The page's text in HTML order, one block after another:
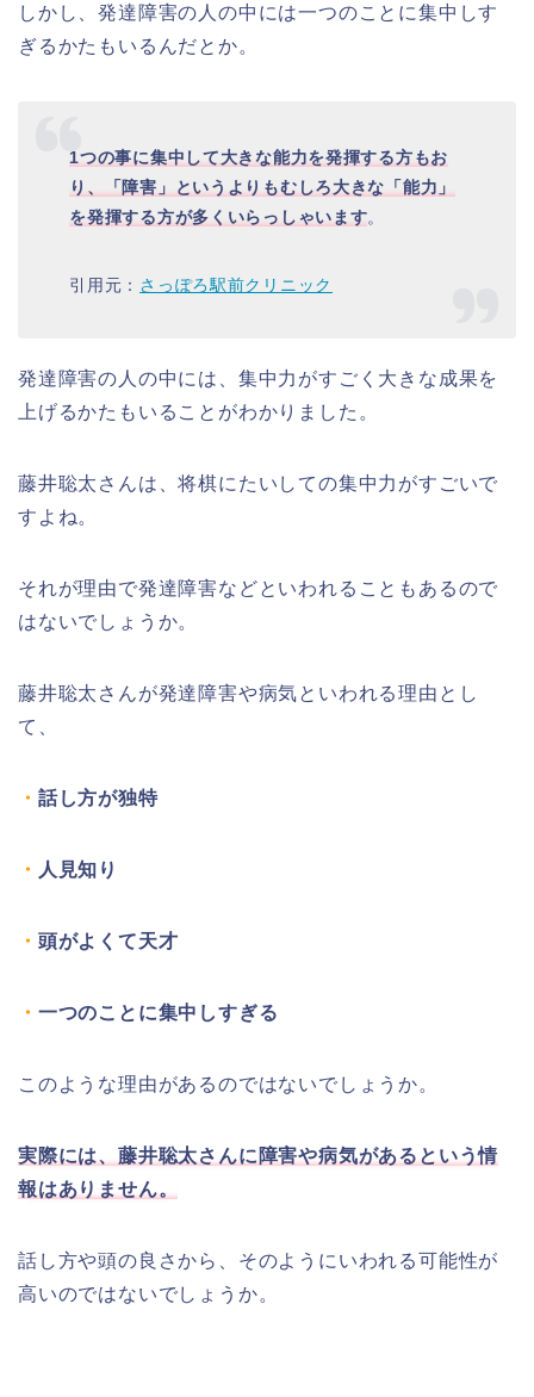
しかし、発達障害の人の中には一つのことに集中しす
ぎるかたもいるんだとか。
1つの事に集中して大きな能力を発揮する方もお
り、「障害」というよりもむしろ大きな「能力」
を発揮する方が多くいらっしゃいます。
引用元： さっぽろ駅前クリニック
発達障害の人の中には、集中力がすごく大きな成果を
上げるかたもいることがわかりました。
藤井聡太さんは、将棋にたいしての集中力がすごいで
すよね。
それが理由で発達障害などといわれることもあるので
はないでしょうか。
藤井聡太さんが発達障害や病気といわれる理由とし
て、
・ 話し方が独特
・ 人見知り
・ 頭がよくて天才
・ 一つのことに集中しすぎる
このような理由があるのではないでしょうか。
実際には、藤井聡太さんに障害や病気があるという情
報はありません。
話し方や頭の良さから、そのようにいわれる可能性が
高いのではないでしょうか。